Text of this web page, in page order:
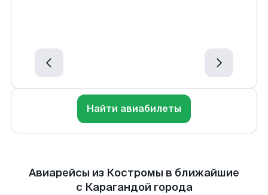
Найти авиабилеты
Авиарейсы из Костромы в ближайшие
с Карагандой города